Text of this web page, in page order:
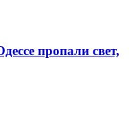
пропали свет,